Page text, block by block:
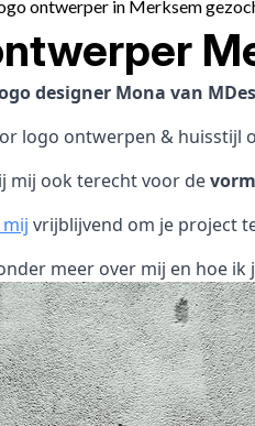
ontwerper in Merksem
designer Mona van
logo ontwerpen & huisstijl
mij ook terecht voor de
vrijblijvend om je project
meer over mij en hoe ik